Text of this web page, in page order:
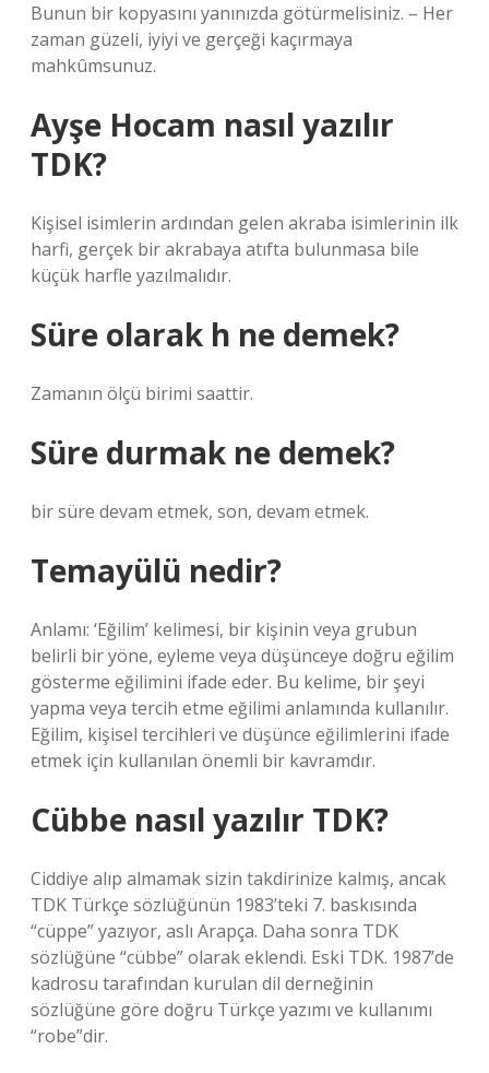
Bunun bir kopyasını yanınızda götürmelisiniz. – Her
zaman güzeli, iyiyi ve gerçeği kaçırmaya
mahkûmsunuz.
Ayşe Hocam nasıl yazılır
TDK?
Kişisel isimlerin ardından gelen akraba isimlerinin ilk
harfi, gerçek bir akrabaya atıfta bulunmasa bile
küçük harfle yazılmalıdır.
Süre olarak h ne demek?
Zamanın ölçü birimi saattir.
Süre durmak ne demek?
bir süre devam etmek, son, devam etmek.
Temayülü nedir?
Anlamı: ‘Eğilim’ kelimesi, bir kişinin veya grubun
belirli bir yöne, eyleme veya düşünceye doğru eğilim
gösterme eğilimini ifade eder. Bu kelime, bir şeyi
yapma veya tercih etme eğilimi anlamında kullanılır.
Eğilim, kişisel tercihleri ​​ve düşünce eğilimlerini ifade
etmek için kullanılan önemli bir kavramdır.
Cübbe nasıl yazılır TDK?
Ciddiye alıp almamak sizin takdirinize kalmış, ancak
TDK Türkçe sözlüğünün 1983’teki 7. baskısında
“cüppe” yazıyor, aslı Arapça. Daha sonra TDK
sözlüğüne “cübbe” olarak eklendi. Eski TDK. 1987’de
kadrosu tarafından kurulan dil derneğinin
sözlüğüne göre doğru Türkçe yazımı ve kullanımı
“robe”dir.